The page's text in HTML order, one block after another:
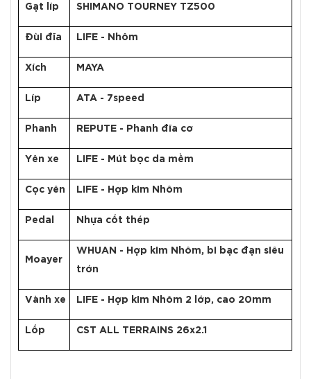
Gạt líp SHIMANO TOURNEY TZ500
Đùi đĩa LIFE - Nhôm
Xích MAYA
Líp ATA - 7speed
Phanh REPUTE - Phanh đĩa cơ
Yên xe LIFE - Mút bọc da mềm
Cọc yên LIFE - Hợp kim Nhôm
Pedal Nhựa cốt thép
Moayer
WHUAN - Hợp kim Nhôm, bi bạc đạn siêu
trớn
Vành xe LIFE - Hợp kim Nhôm 2 lớp, cao 20mm
Lốp CST ALL TERRAINS 26x2.1